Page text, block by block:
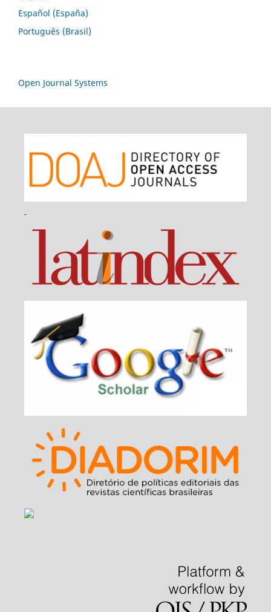
Español (España)
Português (Brasil)
Open Journal Systems